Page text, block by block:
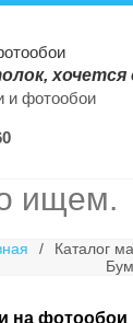
и фотообои
/ Каталог
на